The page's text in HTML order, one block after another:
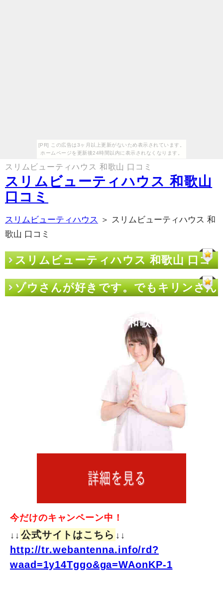
[PR] この広告は3ヶ月以上更新がないため表示されています。
ホームページを更新後24時間以内に表示されなくなります。
スリムビューティハウス 和歌山 口コミ
スリムビューティハウス 和歌山
口コミ
スリムビューティハウス ＞ スリムビューティハウス 和
歌山 口コミ
スリムビューティハウス 和歌山 口コ
ミ
ゾウさんが好きです。でもキリンさん
リムビューティハウス 和歌山 口コミは
今だけのキャンペーン中！
↓↓ 公式サイトはこちら ↓↓
http://tr.webantenna.info/rd?
waad=1y14Tggo&ga=WAonKP-1